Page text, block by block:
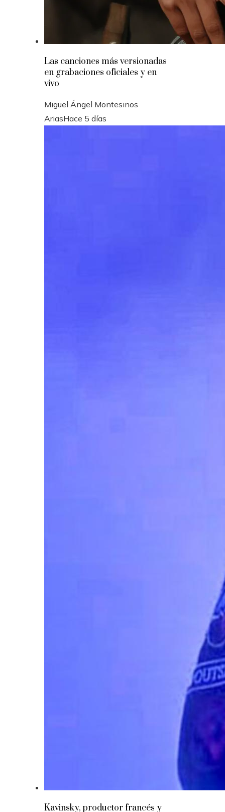
Las canciones más versionadas
en grabaciones oficiales y en
vivo
Miguel Ángel Montesinos
AriasHace 5 días
Kavinsky, productor francés y